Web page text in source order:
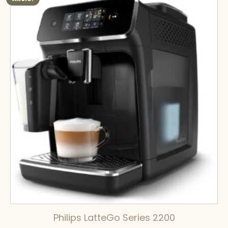
Philips LatteGo Series 2200